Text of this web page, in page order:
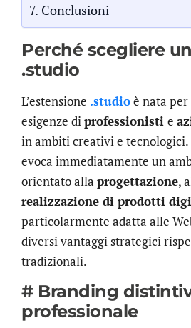
Conclusioni
Perché scegliere
.studio
L’estensione .studioè nata
esigenze diprofessionisti e
in ambiti creativi e tecnologici.
evoca immediatamente un
orientato alla progettazione,
realizzazione di prodotti
particolarmente adatta alle
diversi vantaggi strategici
tradizionali.
# Branding
professionale